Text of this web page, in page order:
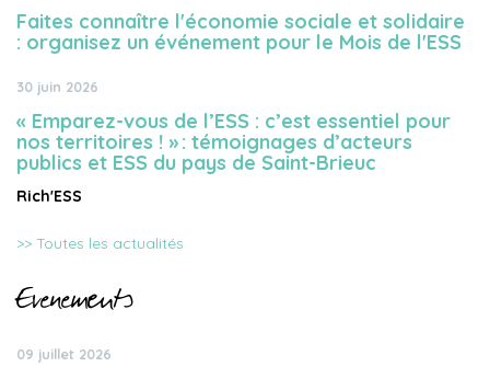
Faites connaître l'économie sociale et solidaire
: organisez un événement pour le Mois de l'ESS
30 juin 2026
« Emparez-vous de l’ESS : c’est essentiel pour
nos territoires ! » : témoignages d’acteurs
publics et ESS du pays de Saint-Brieuc
Rich'ESS
>> Toutes les actualités
Evènements
09 juillet 2026